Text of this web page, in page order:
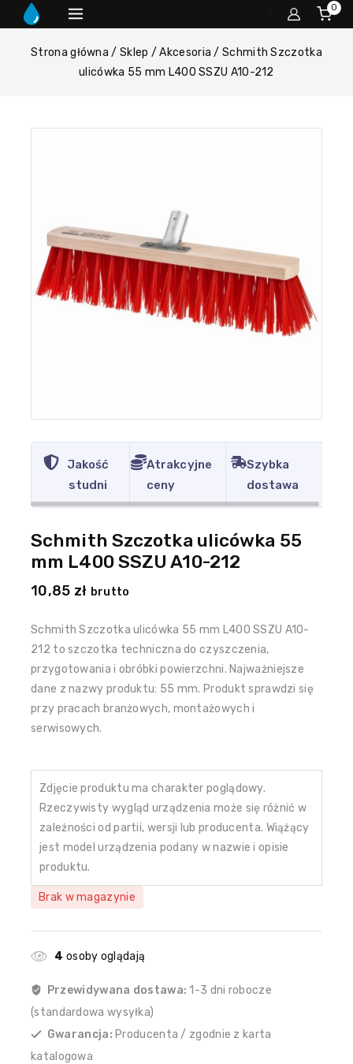
0
Strona główna / Sklep / Akcesoria / Schmith Szczotka
ulicówka 55 mm L400 SSZU A10-212
Jakość
studni
Atrakcyjne
ceny
Szybka
dostawa
Schmith Szczotka ulicówka 55
mm L400 SSZU A10-212
10,85 zł brutto
Schmith Szczotka ulicówka 55 mm L400 SSZU A10-
212 to szczotka techniczna do czyszczenia,
przygotowania i obróbki powierzchni. Najważniejsze
dane z nazwy produktu: 55 mm. Produkt sprawdzi się
przy pracach branżowych, montażowych i
serwisowych.
Zdjęcie produktu ma charakter poglądowy.
Rzeczywisty wygląd urządzenia może się różnić w
zależności od partii, wersji lub producenta. Wiążący
jest model urządzenia podany w nazwie i opisie
produktu.
Brak w magazynie
4 osoby oglądają
Przewidywana dostawa: 1-3 dni robocze
(standardowa wysyłka)
Gwarancja: Producenta / zgodnie z karta
katalogowa